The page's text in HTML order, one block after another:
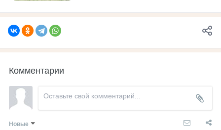
Комментарии
Новые